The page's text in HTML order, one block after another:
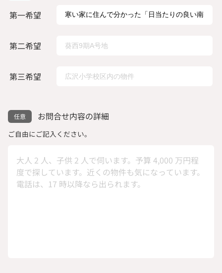
第一希望
第二希望
第三希望
お問合せ内容の詳細
ご自由にご記入ください。